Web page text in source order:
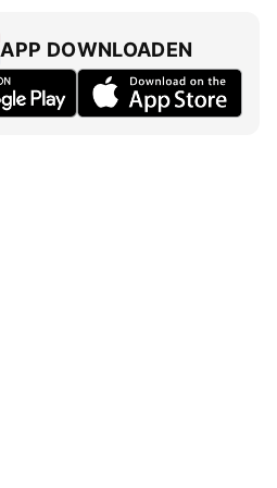
APP DOWNLOADEN